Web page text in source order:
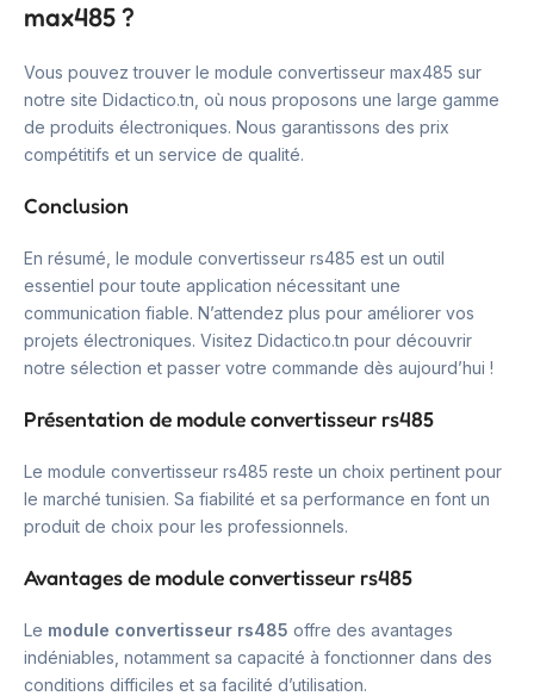
max485 ?
Vous pouvez trouver le module convertisseur max485 sur
notre site Didactico.tn, où nous proposons une large gamme
de produits électroniques. Nous garantissons des prix
compétitifs et un service de qualité.
Conclusion
En résumé, le module convertisseur rs485 est un outil
essentiel pour toute application nécessitant une
communication fiable. N’attendez plus pour améliorer vos
projets électroniques. Visitez Didactico.tn pour découvrir
notre sélection et passer votre commande dès aujourd’hui !
Présentation de module convertisseur rs485
Le module convertisseur rs485 reste un choix pertinent pour
le marché tunisien. Sa fiabilité et sa performance en font un
produit de choix pour les professionnels.
Avantages de module convertisseur rs485
Le module convertisseur rs485 offre des avantages
indéniables, notamment sa capacité à fonctionner dans des
conditions difficiles et sa facilité d’utilisation.